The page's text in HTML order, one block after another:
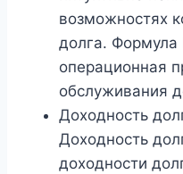
возможностях
долга. Формула
операционная
обслуживания
Доходность
Доходность
доходности